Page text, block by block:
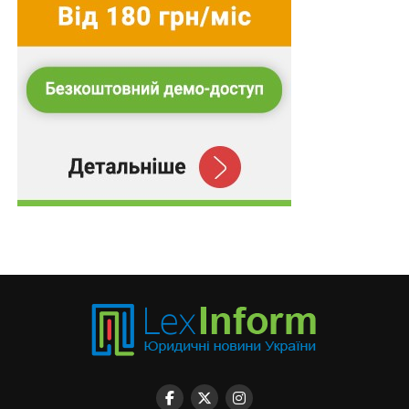
державою визнана носієм прав на таке майно, тобто
проголошується гасло — «не довіряй!», «не вір!»
державі, не покладайся на її записи в реєстрі.
Така жалюгідна «концепція», на наш погляд,
застосовується фактично, хоч і не проголошується
недовіри», яка полягає в такому: повірив офіційному
реєстру чи державі — от і дурник! Твої проблеми! Але
так не повинно бути.
встановлений у три роки. Протягом цього часу до
особи може бути пред’явлено позов щодо
незаконності набуття прав. Після його завершення
позовної давності має бути фактичною гарантією